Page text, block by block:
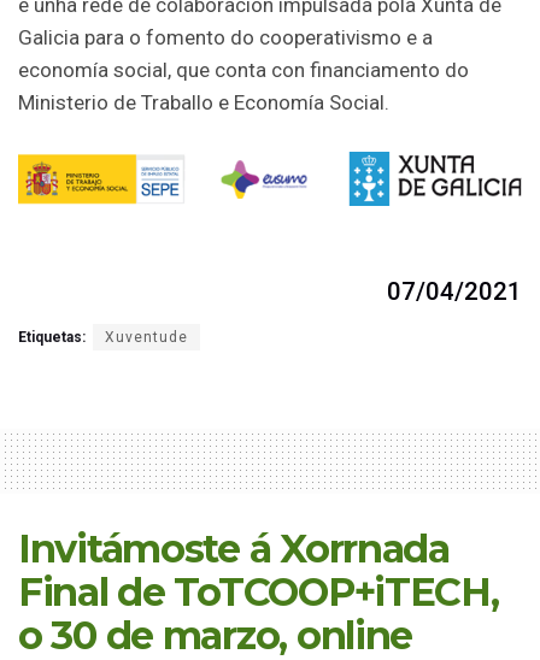
é unha rede de colaboración impulsada pola Xunta de
Galicia para o fomento do cooperativismo e a
economía social, que conta con financiamento do
Ministerio de Traballo e Economía Social.
07/04/2021
Etiquetas: Xuventude
Invitámoste á Xorrnada
Final de ToTCOOP+iTECH,
o 30 de marzo, online